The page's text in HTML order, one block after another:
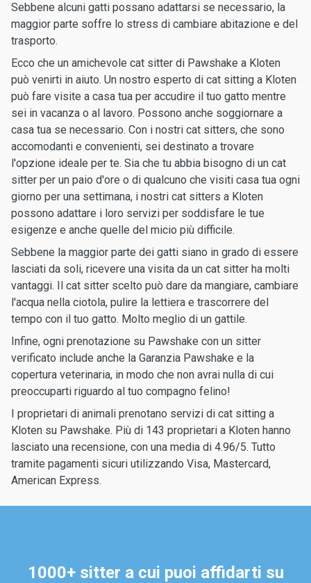
Sebbene alcuni gatti possano adattarsi se necessario, la
maggior parte soffre lo stress di cambiare abitazione e del
trasporto.
Ecco che un amichevole cat sitter di Pawshake a Kloten
può venirti in aiuto. Un nostro esperto di cat sitting a Kloten
può fare visite a casa tua per accudire il tuo gatto mentre
sei in vacanza o al lavoro. Possono anche soggiornare a
casa tua se necessario. Con i nostri cat sitters, che sono
accomodanti e convenienti, sei destinato a trovare
l'opzione ideale per te. Sia che tu abbia bisogno di un cat
sitter per un paio d'ore o di qualcuno che visiti casa tua ogni
giorno per una settimana, i nostri cat sitters a Kloten
possono adattare i loro servizi per soddisfare le tue
esigenze e anche quelle del micio più difficile.
Sebbene la maggior parte dei gatti siano in grado di essere
lasciati da soli, ricevere una visita da un cat sitter ha molti
vantaggi. Il cat sitter scelto può dare da mangiare, cambiare
l'acqua nella ciotola, pulire la lettiera e trascorrere del
tempo con il tuo gatto. Molto meglio di un gattile.
Infine, ogni prenotazione su Pawshake con un sitter
verificato include anche la Garanzia Pawshake e la
copertura veterinaria, in modo che non avrai nulla di cui
preoccuparti riguardo al tuo compagno felino!
I proprietari di animali prenotano servizi di cat sitting a
Kloten su Pawshake. Più di 143 proprietari a Kloten hanno
lasciato una recensione, con una media di 4.96/5. Tutto
tramite pagamenti sicuri utilizzando Visa, Mastercard,
American Express.
1000+ sitter a cui puoi affidarti su